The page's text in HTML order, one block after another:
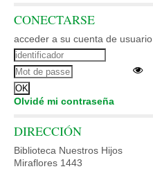
CONECTARSE
acceder a su cuenta de usuario
Olvidé mi contraseña
DIRECCIÓN
Biblioteca Nuestros Hijos
Miraflores 1443